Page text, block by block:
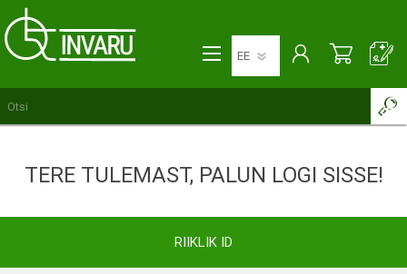
TERE TULEMAST, PALUN LOGI SISSE!
RIIKLIK ID